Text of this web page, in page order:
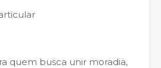
quem busca unir moradia,